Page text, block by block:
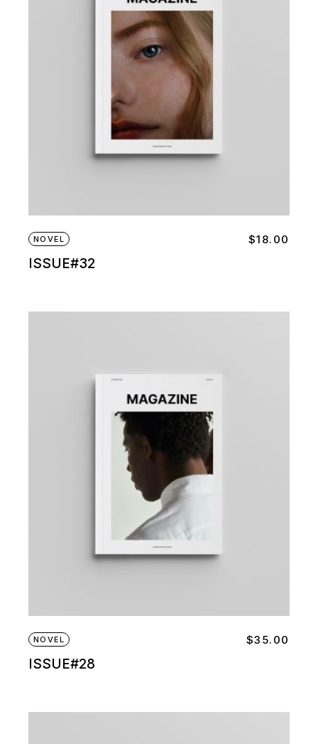
NOVEL
ISSUE#32
$18.00
NOVEL
ISSUE#28
$35.00